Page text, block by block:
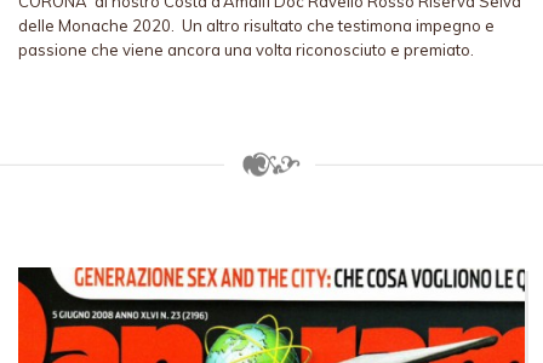
delle Monache 2020. Un altro risultato che testimona impegno e
passione che viene ancora una volta riconosciuto e premiato.